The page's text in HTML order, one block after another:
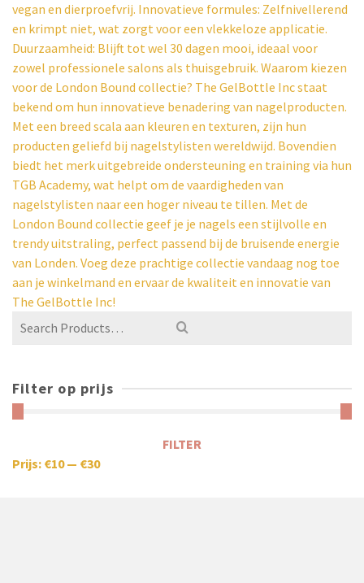
vegan en dierproefvrij. Innovatieve formules: Zelfnivellerend
en krimpt niet, wat zorgt voor een vlekkeloze applicatie.
Duurzaamheid: Blijft tot wel 30 dagen mooi, ideaal voor
zowel professionele salons als thuisgebruik. Waarom kiezen
voor de London Bound collectie? The GelBottle Inc staat
bekend om hun innovatieve benadering van nagelproducten.
Met een breed scala aan kleuren en texturen, zijn hun
producten geliefd bij nagelstylisten wereldwijd. Bovendien
biedt het merk uitgebreide ondersteuning en training via hun
TGB Academy, wat helpt om de vaardigheden van
nagelstylisten naar een hoger niveau te tillen. Met de
London Bound collectie geef je je nagels een stijlvolle en
trendy uitstraling, perfect passend bij de bruisende energie
van Londen. Voeg deze prachtige collectie vandaag nog toe
aan je winkelmand en ervaar de kwaliteit en innovatie van
The GelBottle Inc!
Filter op prijs
FILTER
Prijs: €10— €30